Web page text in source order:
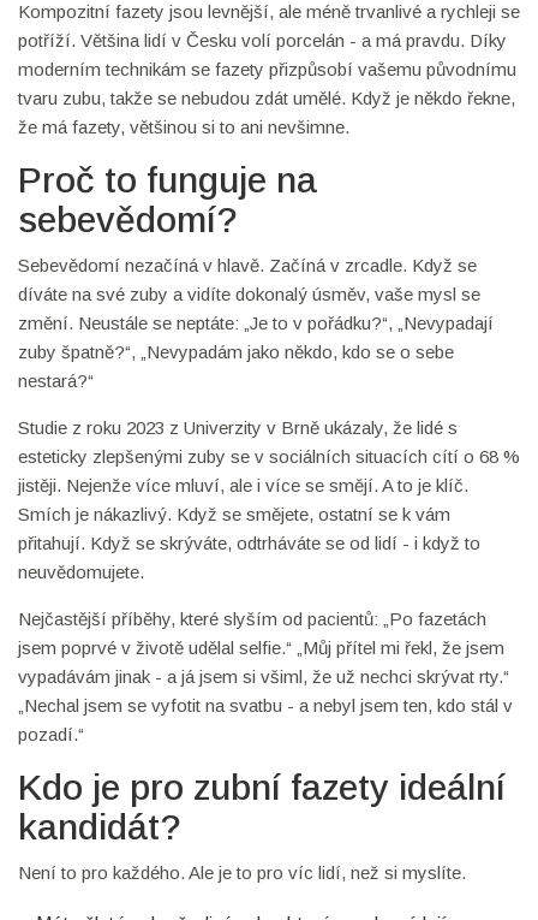
Kompozitní fazety jsou levnější, ale méně trvanlivé a rychleji se
potříží. Většina lidí v Česku volí porcelán - a má pravdu. Díky
moderním technikám se fazety přizpůsobí vašemu původnímu
tvaru zubu, takže se nebudou zdát umělé. Když je někdo řekne,
že má fazety, většinou si to ani nevšimne.
Proč to funguje na
sebevědomí?
Sebevědomí nezačíná v hlavě. Začíná v zrcadle. Když se
díváte na své zuby a vidíte dokonalý úsměv, vaše mysl se
změní. Neustále se neptáte: „Je to v pořádku?“, „Nevypadají
zuby špatně?“, „Nevypadám jako někdo, kdo se o sebe
nestará?“
Studie z roku 2023 z Univerzity v Brně ukázaly, že lidé s
esteticky zlepšenými zuby se v sociálních situacích cítí o 68 %
jistěji. Nejenže více mluví, ale i více se smějí. A to je klíč.
Smích je nákazlivý. Když se smějete, ostatní se k vám
přitahují. Když se skrýváte, odtrháváte se od lidí - i když to
neuvědomujete.
Nejčastější příběhy, které slyším od pacientů: „Po fazetách
jsem poprvé v životě udělal selfie.“ „Můj přítel mi řekl, že jsem
vypadávám jinak - a já jsem si všiml, že už nechci skrývat rty.“
„Nechal jsem se vyfotit na svatbu - a nebyl jsem ten, kdo stál v
pozadí.“
Kdo je pro zubní fazety ideální
kandidát?
Není to pro každého. Ale je to pro víc lidí, než si myslíte.